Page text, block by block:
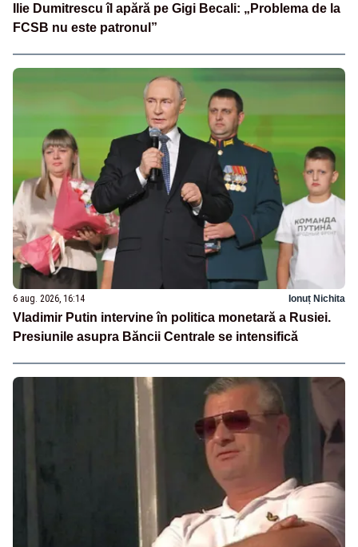
Ilie Dumitrescu îl apără pe Gigi Becali: „Problema de la
FCSB nu este patronul”
6 aug. 2026, 16:14 Ionuț Nichita
Vladimir Putin intervine în politica monetară a Rusiei.
Presiunile asupra Băncii Centrale se intensifică